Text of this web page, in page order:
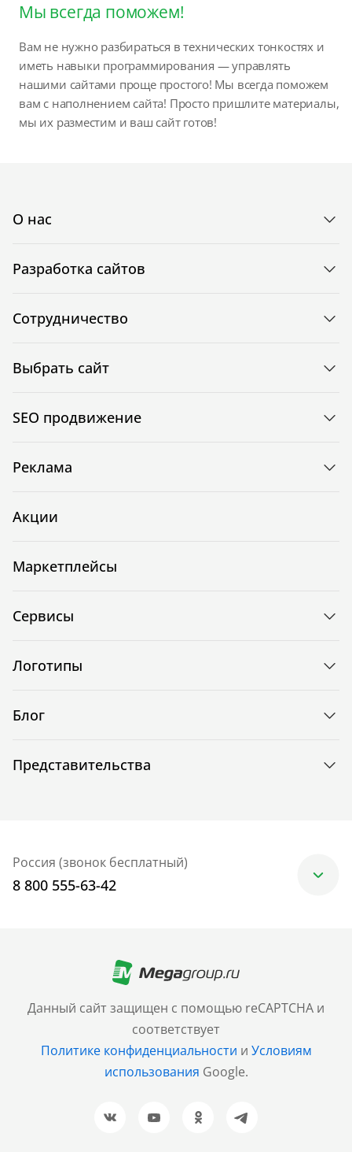
Мы всегда поможем!
Вам не нужно разбираться в технических тонкостях и
иметь навыки программирования — управлять
нашими сайтами проще простого! Мы всегда поможем
вам с наполнением сайта! Просто пришлите материалы,
мы их разместим и ваш сайт готов!
Данный сайт защищен с помощью reCAPTCHA и
соответствует
Политике конфиденциальности и Условиям
использования Google.
О нас
Разработка сайтов
Сотрудничество
Выбрать сайт
SEO продвижение
Реклама
Акции
Маркетплейсы
Сервисы
Логотипы
Блог
Представительства
Россия (звонок бесплатный)
8 800 555-63-42
+7 (499) 705-30-10
Санкт-Петербург
+7 (812) 600-77-33
Барнаул
+7 (961) 999-93-93
Новосибирск